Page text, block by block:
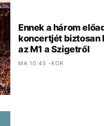
Ennek a három
koncertjét biztosan
az M1 a Szigetről
MA 10:45 -KOR